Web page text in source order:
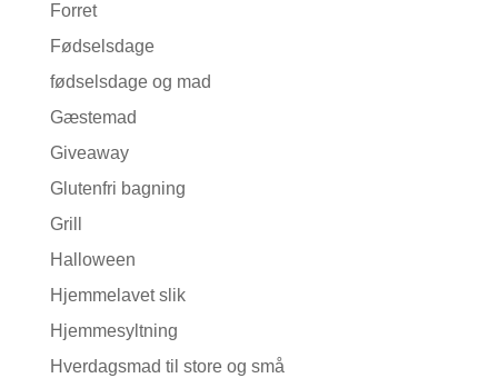
Forret
Fødselsdage
fødselsdage og mad
Gæstemad
Giveaway
Glutenfri bagning
Grill
Halloween
Hjemmelavet slik
Hjemmesyltning
Hverdagsmad til store og små